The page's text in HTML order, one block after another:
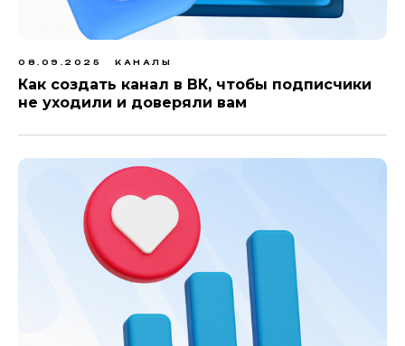
08.09.2025 КАНАЛЫ
Как создать канал в ВК, чтобы подписчики
не уходили и доверяли вам